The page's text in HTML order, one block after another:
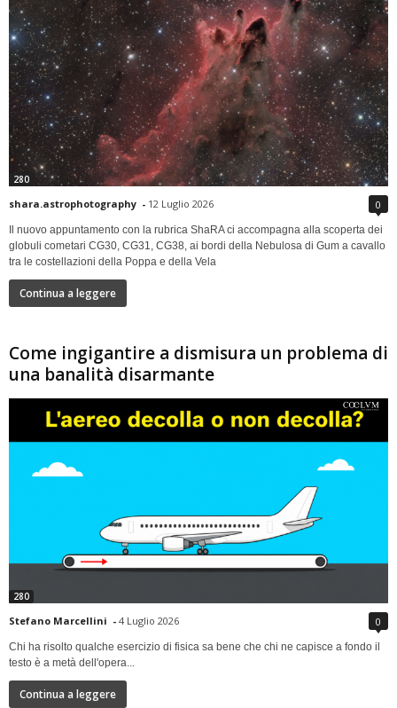
280
shara.astrophotography - 12 Luglio 2026 0
Il nuovo appuntamento con la rubrica ShaRA ci accompagna alla scoperta dei
globuli cometari CG30, CG31, CG38, ai bordi della Nebulosa di Gum a cavallo
tra le costellazioni della Poppa e della Vela
Continua a leggere
Come ingigantire a dismisura un problema di
una banalità disarmante
280
Stefano Marcellini - 4 Luglio 2026 0
Chi ha risolto qualche esercizio di fisica sa bene che chi ne capisce a fondo il
testo è a metà dell'opera...
Continua a leggere